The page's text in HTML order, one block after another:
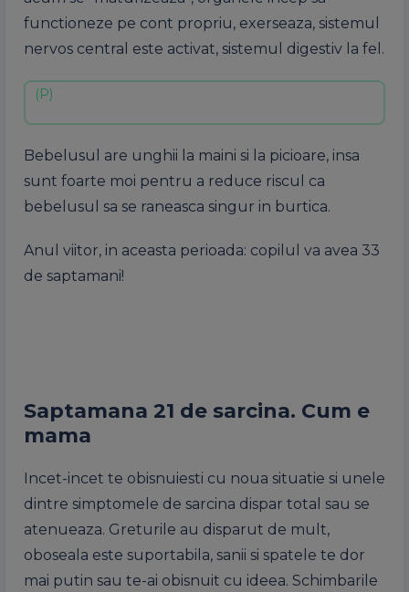
functioneze pe cont propriu, exerseaza, sistemul
nervos central este activat, sistemul digestiv la fel.
Bebelusul are unghii la maini si la picioare, insa
sunt foarte moi pentru a reduce riscul ca
bebelusul sa se raneasca singur in burtica.
Anul viitor, in aceasta perioada: copilul va avea 33
de saptamani!
Saptamana 21 de sarcina. Cum e
mama
Incet-incet te obisnuiesti cu noua situatie si unele
dintre simptomele de sarcina dispar total sau se
atenueaza. Greturile au disparut de mult,
oboseala este suportabila, sanii si spatele te dor
mai putin sau te-ai obisnuit cu ideea. Schimbarile